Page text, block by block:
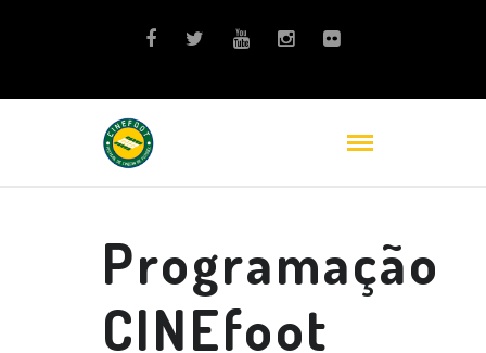
Programação
CINEfoot